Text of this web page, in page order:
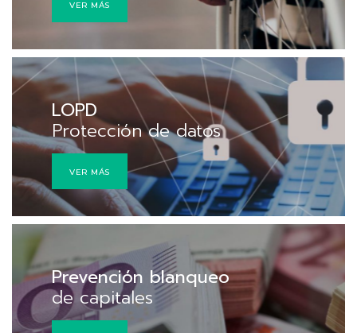
VER MÁS
LOPD
Protección de datos
VER MÁS
Prevención blanqueo
de capitales